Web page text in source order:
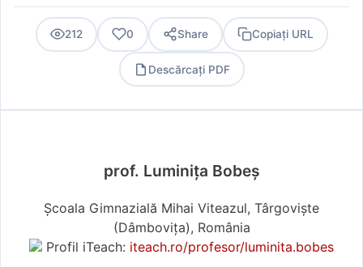
212 0 Share Copiați URL
Descărcați PDF
prof. Luminița Bobeș
Școala Gimnazială Mihai Viteazul, Târgoviște
(Dâmboviţa), România
Profil iTeach: iteach.ro/profesor/luminita.bobes